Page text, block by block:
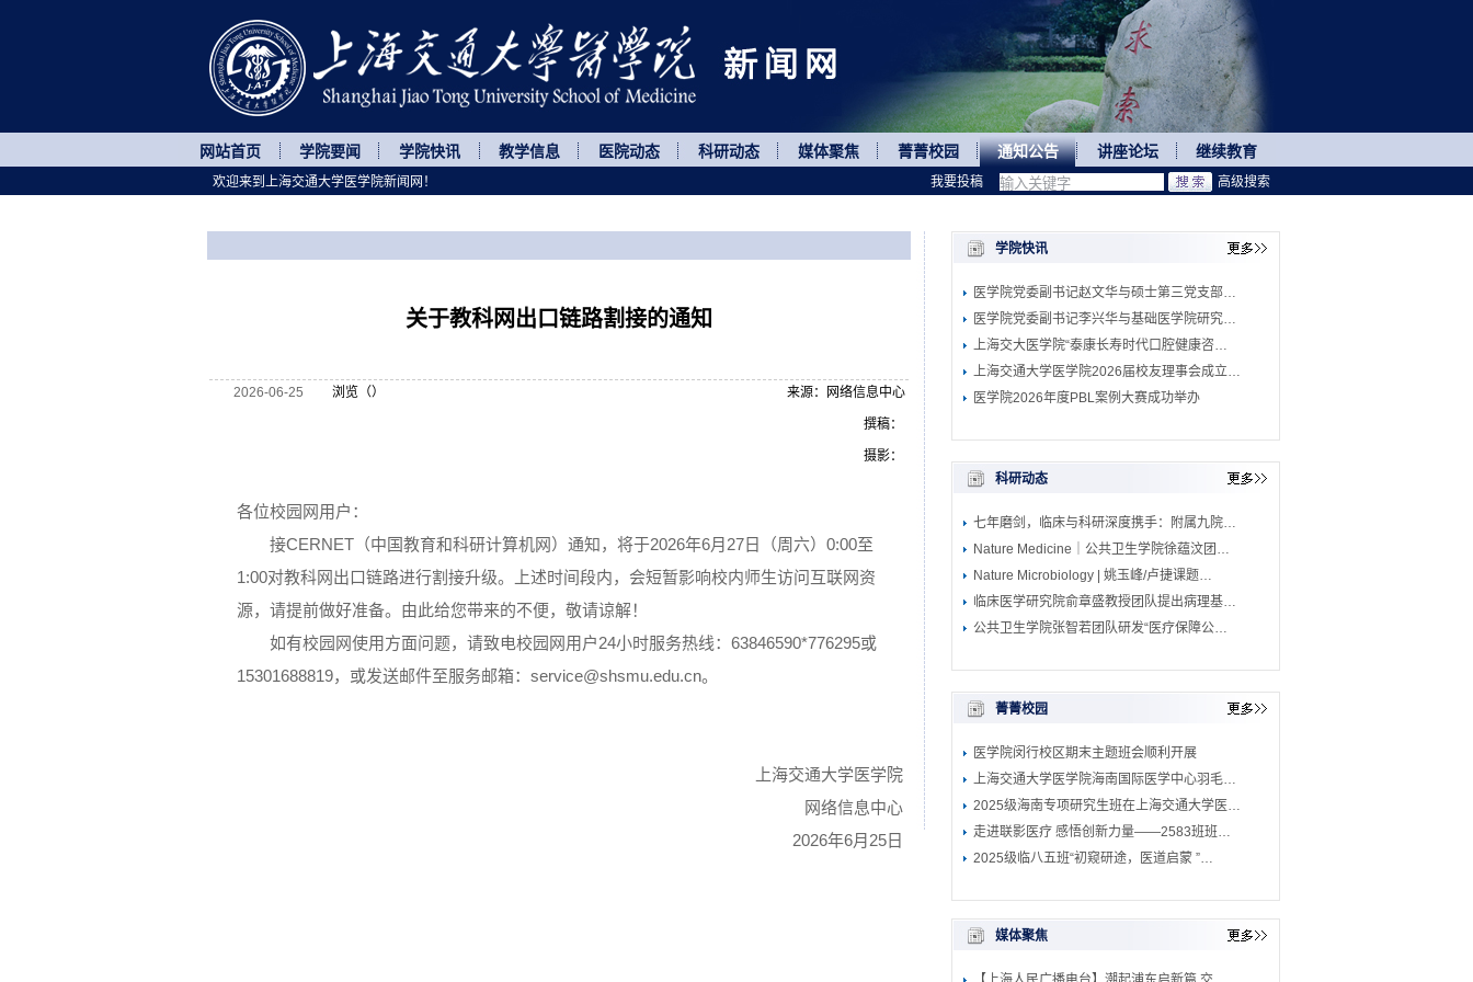
网站首页 学院要闻 学院快讯 教学信息 医院动态 科研动态 媒体聚焦 菁菁校园 通知公告 讲座论坛 继续教育
关于教科网出口链路割接的通知
2026-06-25 浏览（） 来源：网络信息中心
撰稿：
摄影：
各位校园网用户：
接CERNET（中国教育和科研计算机网）通知，将于2026年6月27日（周六）0:00至
1:00对教科网出口链路进行割接升级。上述时间段内，会短暂影响校内师生访问互联网资
源，请提前做好准备。由此给您带来的不便，敬请谅解！
如有校园网使用方面问题，请致电校园网用户24小时服务热线：63846590*776295或
15301688819，或发送邮件至服务邮箱：service@shsmu.edu.cn。
上海交通大学医学院
网络信息中心
2026年6月25日
高级搜索
学院快讯
医学院党委副书记赵文华与硕士第三党支部…
医学院党委副书记李兴华与基础医学院研究…
上海交大医学院“泰康长寿时代口腔健康咨…
上海交通大学医学院2026届校友理事会成立…
医学院2026年度PBL案例大赛成功举办
科研动态
七年磨剑，临床与科研深度携手：附属九院…
Nature Medicine｜公共卫生学院徐蕴汶团…
Nature Microbiology | 姚玉峰/卢捷课题…
临床医学研究院俞章盛教授团队提出病理基…
公共卫生学院张智若团队研发“医疗保障公…
菁菁校园
医学院闵行校区期末主题班会顺利开展
上海交通大学医学院海南国际医学中心羽毛…
2025级海南专项研究生班在上海交通大学医…
走进联影医疗 感悟创新力量——2583班班…
2025级临八五班“初窥研途，医道启蒙 ”…
媒体聚焦
欢迎来到上海交通大学医学院新闻网！ 我要投稿